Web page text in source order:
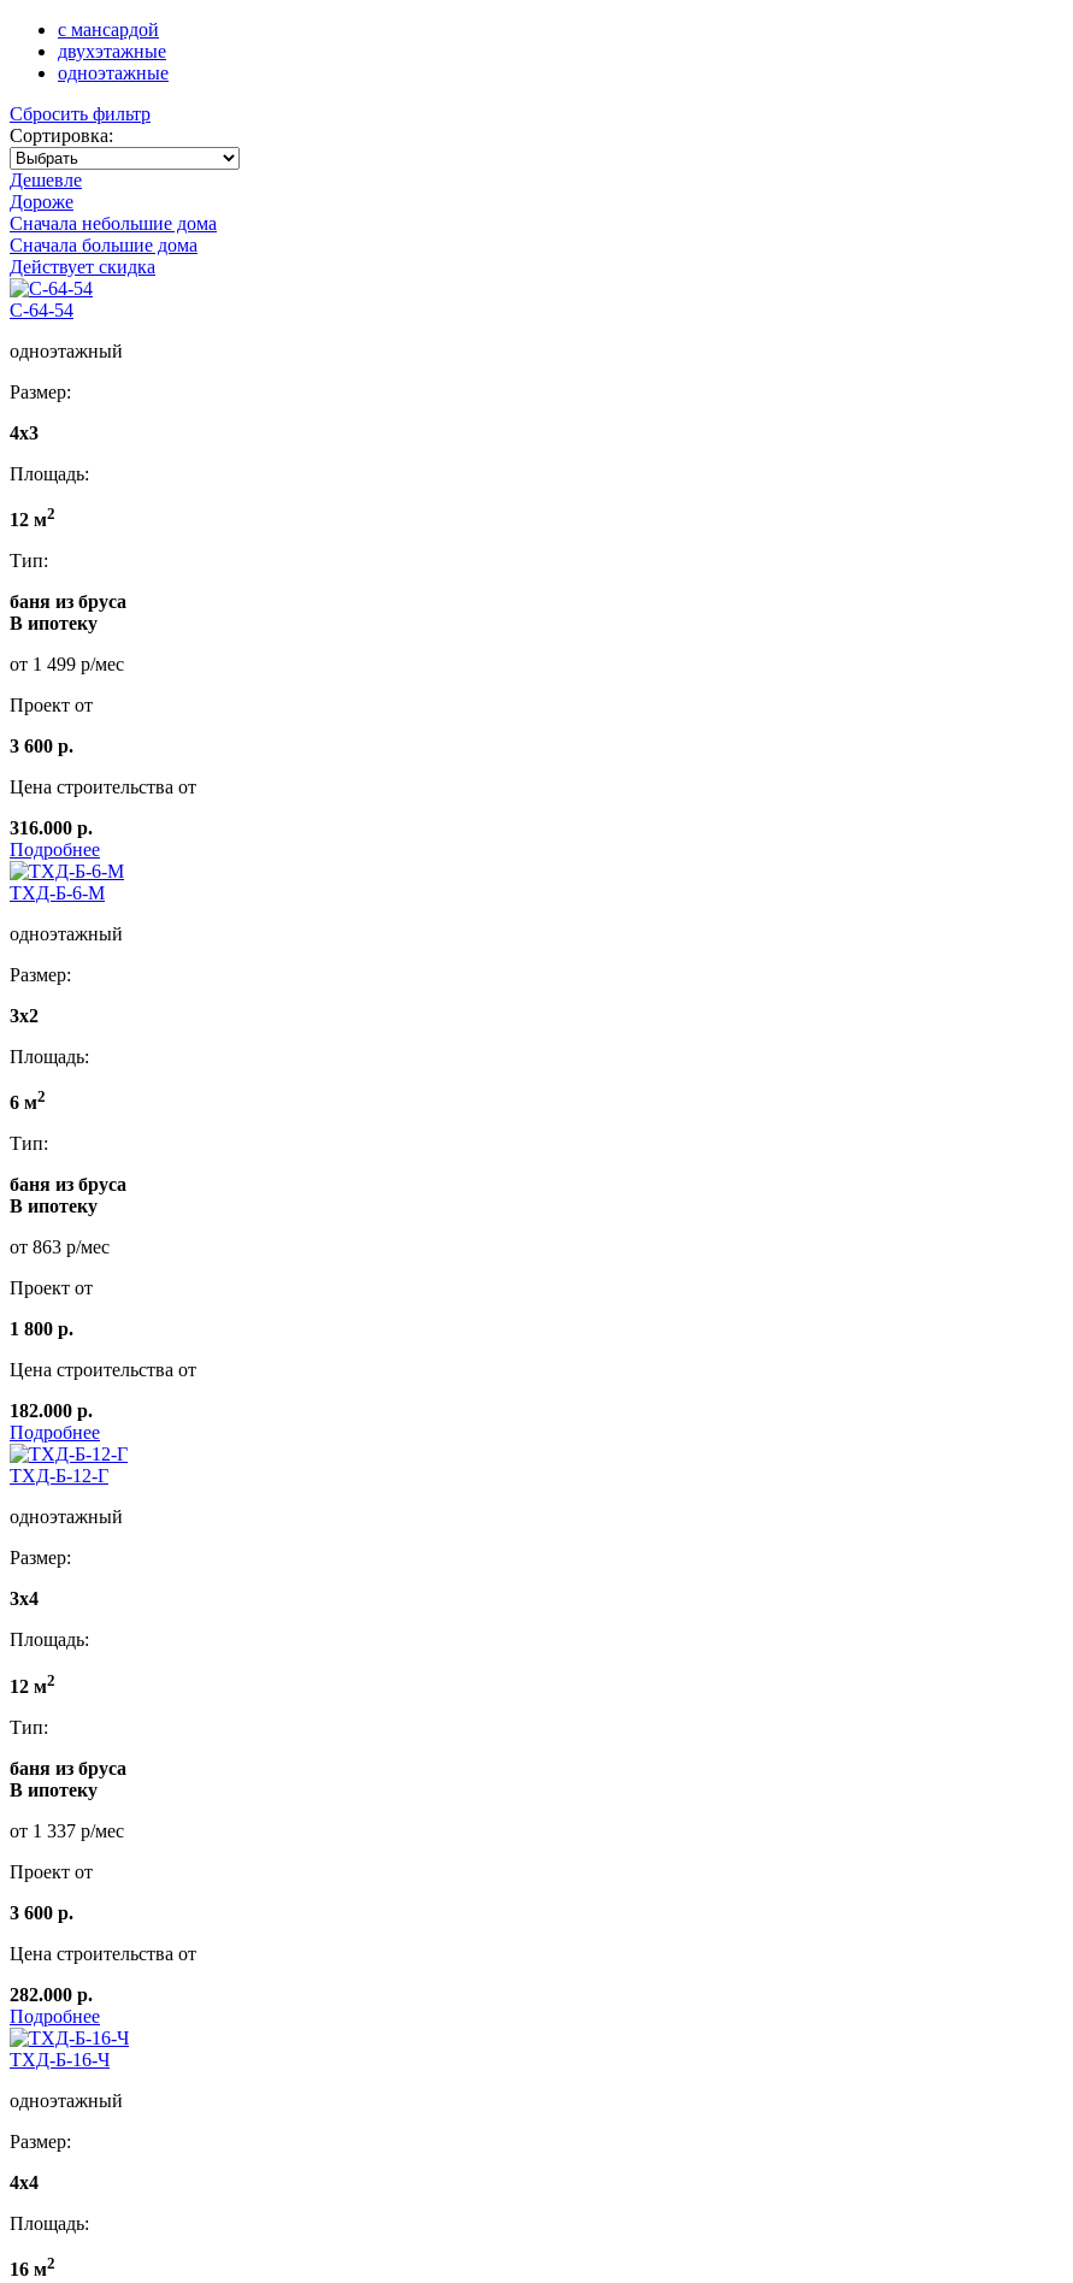
с мансардой
двухэтажные
одноэтажные
Сбросить фильтр
Сортировка:
Дешевле
Дороже
Сначала небольшие дома
Сначала большие дома
Действует скидка
С-64-54
одноэтажный
Размер:
4х3
Площадь:
12 м2
Тип:
баня из бруса
В ипотеку
от 1 499 р/мес
Проект от
3 600 р.
Цена строительства от
316.000 р.
Подробнее
ТХД-Б-6-М
одноэтажный
Размер:
3x2
Площадь:
6 м2
Тип:
баня из бруса
В ипотеку
от 863 р/мес
Проект от
1 800 р.
Цена строительства от
182.000 р.
Подробнее
ТХД-Б-12-Г
одноэтажный
Размер:
3x4
Площадь:
12 м2
Тип:
баня из бруса
В ипотеку
от 1 337 р/мес
Проект от
3 600 р.
Цена строительства от
282.000 р.
Подробнее
ТХД-Б-16-Ч
одноэтажный
Размер:
4x4
Площадь:
16 м2